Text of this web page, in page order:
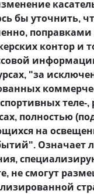
бы уточнить,
поправками
контор и
"за
теле-,
полностью
на
Означает
не смогут